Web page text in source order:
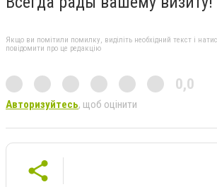
Якщо ви помітили помилку, виділіть необхідний текст і
повідомити про це редакцію
0,0
Авторизуйтесь, щоб оцінити